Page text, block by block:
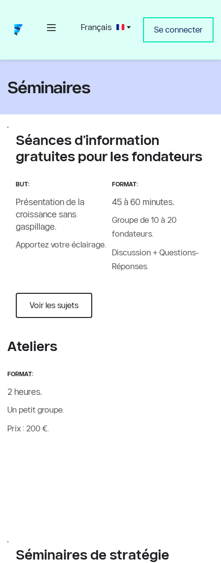
Français Se connecter
Séminaires
Séances d'information
gratuites pour les fondateurs
BUT:
Présentation de la
croissance sans
gaspillage.
Apportez votre éclairage.
FORMAT:
45 à 60 minutes.
Groupe de 10 à 20
fondateurs.
Discussion + Questions-
Réponses.
Voir les sujets
Ateliers
FORMAT:
2 heures.
Un petit groupe.
Prix : 200 €.
Séminaires de stratégie